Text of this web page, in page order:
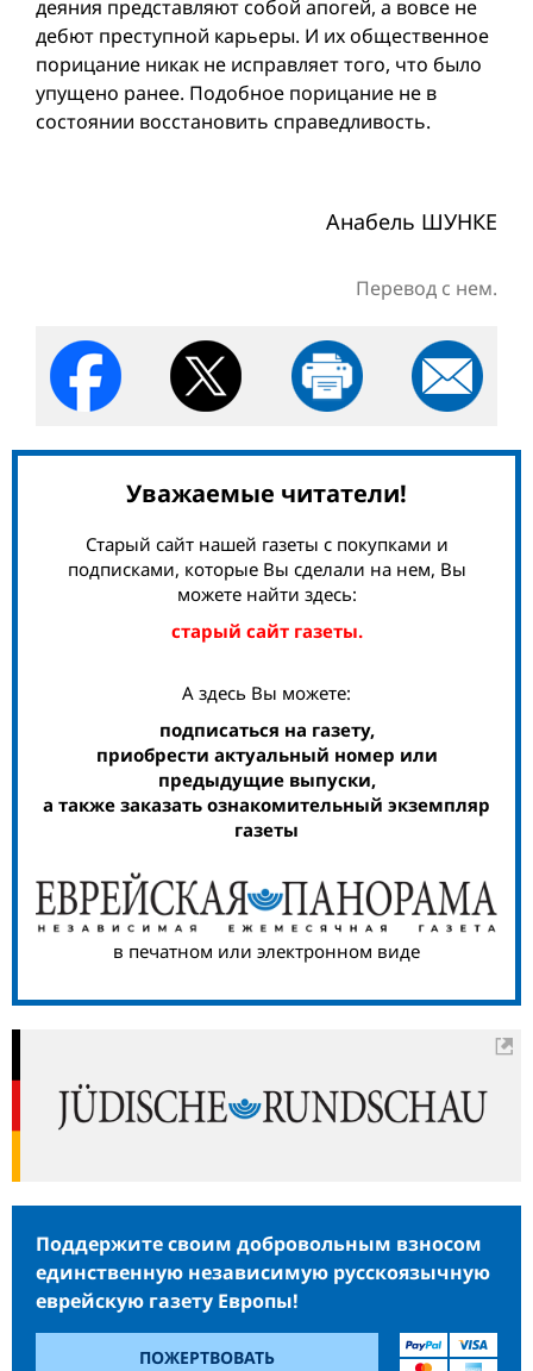
деяния представляют собой апогей, а вовсе не
дебют преступной карьеры. И их общественное
порицание никак не исправляет того, что было
упущено ранее. Подобное порицание не в
состоянии восстановить справедливость.
Анабель ШУНКЕ
Перевод с нем.
Уважаемые читатели!
Старый сайт нашей газеты с покупками и
подписками, которые Вы сделали на нем, Вы
можете найти здесь:
старый сайт газеты.
А здесь Вы можете:
подписаться на газету,
приобрести актуальный номер или
предыдущие выпуски,
а также заказать ознакомительный экземпляр
газеты
в печатном или электронном виде
Поддержите своим добровольным взносом
единственную независимую русскоязычную
еврейскую газету Европы!
ПОЖЕРТВОВАТЬ